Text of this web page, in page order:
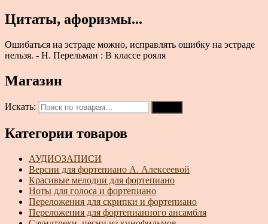
Цитаты, афоризмы...
Ошибаться на эстраде можно, исправлять ошибку на эстраде
нельзя. - Н. Перельман : В классе рояля
Магазин
Искать:
Категории товаров
АУДИОЗАПИСИ
Версии для фортепиано А. Алексеевой
Красивые мелодии для фортепиано
Ноты для голоса и фортепиано
Переложения для скрипки и фортепиано
Переложения для фортепианного ансамбля